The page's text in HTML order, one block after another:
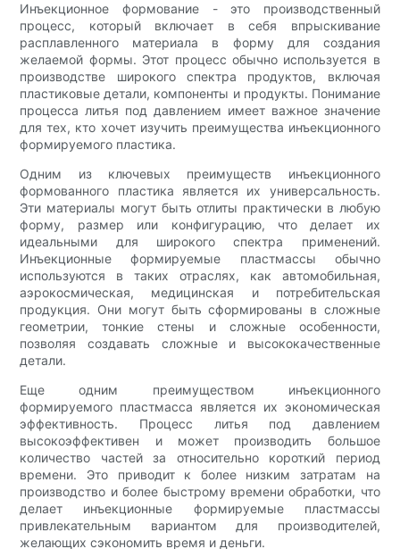
Инъекционное формование - это производственный
процесс, который включает в себя впрыскивание
расплавленного материала в форму для создания
желаемой формы. Этот процесс обычно используется в
производстве широкого спектра продуктов, включая
пластиковые детали, компоненты и продукты. Понимание
процесса литья под давлением имеет важное значение
для тех, кто хочет изучить преимущества инъекционного
формируемого пластика.
Одним из ключевых преимуществ инъекционного
формованного пластика является их универсальность.
Эти материалы могут быть отлиты практически в любую
форму, размер или конфигурацию, что делает их
идеальными для широкого спектра применений.
Инъекционные формируемые пластмассы обычно
используются в таких отраслях, как автомобильная,
аэрокосмическая, медицинская и потребительская
продукция. Они могут быть сформированы в сложные
геометрии, тонкие стены и сложные особенности,
позволяя создавать сложные и высококачественные
детали.
Еще одним преимуществом инъекционного
формируемого пластмасса является их экономическая
эффективность. Процесс литья под давлением
высокоэффективен и может производить большое
количество частей за относительно короткий период
времени. Это приводит к более низким затратам на
производство и более быстрому времени обработки, что
делает инъекционные формируемые пластмассы
привлекательным вариантом для производителей,
желающих сэкономить время и деньги.